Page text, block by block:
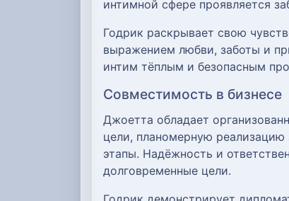
интимной сфере проявляется
Годрик раскрывает свою
выражением любви, заботы и
интим тёплым и безопасным
Совместимость в бизнесе
Джоетта обладает
цели, планомерную реализацию
этапы. Надёжность и
долговременные цели.